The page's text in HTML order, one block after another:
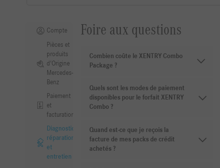
Compte
Pièces et
produits
d'Origine
Mercedes-
Benz
Paiement
et
facturation
Diagnostic,
réparation
et
entretien
Foire aux questions
Combien coûte le XENTRY Combo
Package ?
Quels sont les modes de paiement
disponibles pour le forfait XENTRY
Combo ?
Quand est-ce que je reçois la
facture de mes packs de crédit
achetés ?